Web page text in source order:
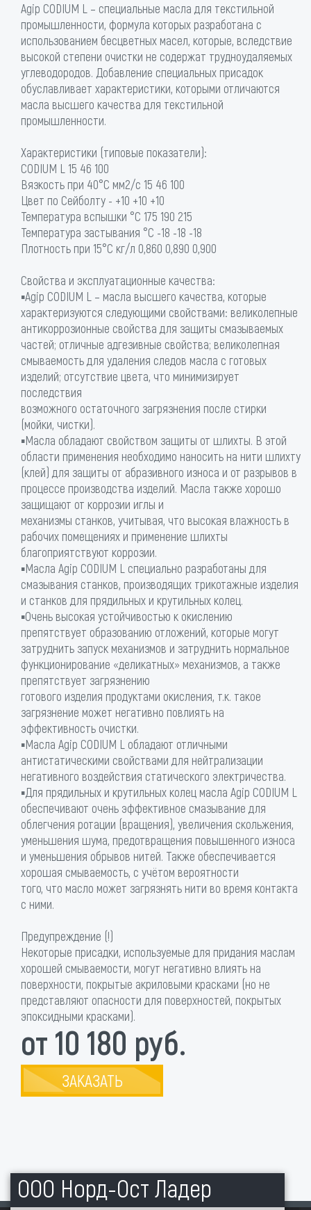
Agip CODIUM L – специальные масла для текстильной
промышленности, формула которых разработана с
использованием бесцветных масел, которые, вследствие
высокой степени очистки не содержат трудноудаляемых
углеводородов. Добавление специальных присадок
обуславливает характеристики, которыми отличаются
масла высшего качества для текстильной
промышленности.
Характеристики (типовые показатели):
CODIUM L 15 46 100
Вязкость при 40°С мм2/с 15 46 100
Цвет по Сейболту - +10 +10 +10
Температура вспышки °C 175 190 215
Температура застывания °C -18 -18 -18
Плотность при 15°С кг/л 0,860 0,890 0,900
Свойства и эксплуатационные качества:
▪Agip CODIUM L – масла высшего качества, которые
характеризуются следующими свойствами: великолепные
антикоррозионные свойства для защиты смазываемых
частей; отличные адгезивные свойства; великолепная
смываемость для удаления следов масла с готовых
изделий; отсутствие цвета, что минимизирует
последствия
возможного остаточного загрязнения после стирки
(мойки, чистки).
▪Масла обладают свойством защиты от шлихты. В этой
области применения необходимо наносить на нити шлихту
(клей) для защиты от абразивного износа и от разрывов в
процессе производства изделий. Масла также хорошо
защищают от коррозии иглы и
механизмы станков, учитывая, что высокая влажность в
рабочих помещениях и применение шлихты
благоприятствуют коррозии.
▪Масла Agip CODIUM L специально разработаны для
смазывания станков, производящих трикотажные изделия
и станков для прядильных и крутильных колец.
▪Очень высокая устойчивостью к окислению
препятствует образованию отложений, которые могут
затруднить запуск механизмов и затруднить нормальное
функционирование «деликатных» механизмов, а также
препятствует загрязнению
готового изделия продуктами окисления, т.к. такое
загрязнение может негативно повлиять на
эффективность очистки.
▪Масла Agip CODIUM L обладают отличными
антистатическими свойствами для нейтрализации
негативного воздействия статического электричества.
▪Для прядильных и крутильных колец масла Agip CODIUM L
обеспечивают очень эффективное смазывание для
облегчения ротации (вращения), увеличения скольжения,
уменьшения шума, предотвращения повышенного износа
и уменьшения обрывов нитей. Также обеспечивается
хорошая смываемость, с учётом вероятности
того, что масло может загрязнять нити во время контакта
с ними.
Предупреждение (!)
Некоторые присадки, используемые для придания маслам
хорошей смываемости, могут негативно влиять на
поверхности, покрытые акриловыми красками (но не
представляют опасности для поверхностей, покрытых
эпоксидными красками).
от 10 180 руб.
ЗАКАЗАТЬ
ООО Норд-Ост Ладер